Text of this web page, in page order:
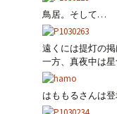
鳥居。そして…
遠くには提灯の掲
一方、真夜中は
はももるさんは